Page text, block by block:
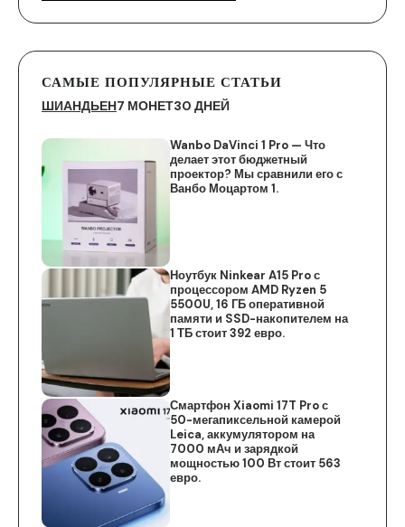
САМЫЕ ПОПУЛЯРНЫЕ СТАТЬИ
ШИАНДЬЕН7 МОНЕТ30 ДНЕЙ
Wanbo DaVinci 1 Pro — Что
делает этот бюджетный
проектор? Мы сравнили его с
Ванбо Моцартом 1.
Ноутбук Ninkear A15 Pro с
процессором AMD Ryzen 5
5500U, 16 ГБ оперативной
памяти и SSD-накопителем на
1 ТБ стоит 392 евро.
Смартфон Xiaomi 17T Pro с
50-мегапиксельной камерой
Leica, аккумулятором на
7000 мАч и зарядкой
мощностью 100 Вт стоит 563
евро.